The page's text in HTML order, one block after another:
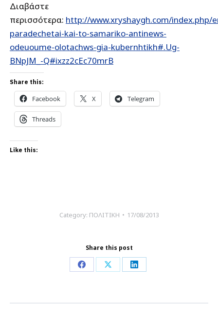
Διαβάστε
περισσότερα: http://www.xryshaygh.com/index.php/
paradechetai-kai-to-samariko-antinews-
odeuoume-olotachws-gia-kubernhtikh#.Ug-
BNpJM_-Q#ixzz2cEc70mrB
Share this:
Facebook X Telegram
Threads
Like this:
Category: ΠΟΛΙΤΙΚΗ 17/08/2013
Share this post
Share
Facebook
Share
X
Share
LinkedIn